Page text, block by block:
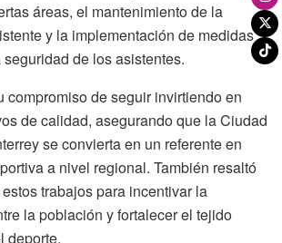
áreas, el mantenimiento de la
y la implementación de medidas
de los asistentes.
compromiso de seguir invirtiendo en
de calidad, asegurando que la Ciudad
se convierta en un referente en
a nivel regional. También resaltó
trabajos para incentivar la
la población y fortalecer el tejido
deporte.